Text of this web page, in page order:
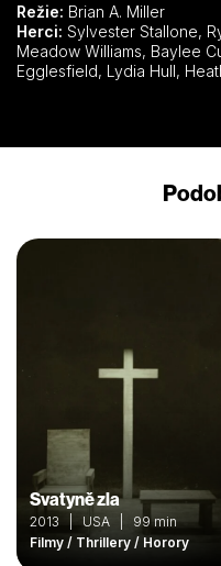
Režie: Brian A. Miller
Herci:
Meadow Williams, Baylee Curran, Christopher McDonald, Colin
Svatyně zla
2013 | USA | 99 min
Filmy / Thrillery / Horory